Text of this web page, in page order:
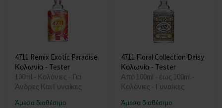
4711 Remix Exotic Paradise
Κολωνία - Tester
100ml - Κολόνιες - Για
Άνδρες Και Γυναίκες
Άμεσα διαθέσιμο
4711 Floral Collection Daisy
Κολωνία - Tester
Από 100ml - έως 100ml -
Κολόνιες - Γυναίκες
Άμεσα διαθέσιμο